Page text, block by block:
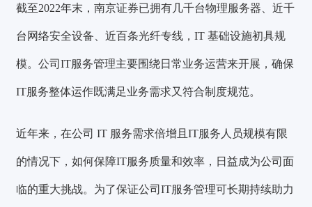
截至2022年末，南京证券已拥有几千台物理服务器、近千
台网络安全设备、近百条光纤专线，IT 基础设施初具规
模。公司IT服务管理主要围绕日常业务运营来开展，确保
IT服务整体运作既满足业务需求又符合制度规范。
近年来，在公司 IT 服务需求倍增且IT服务人员规模有限
的情况下，如何保障IT服务质量和效率，日益成为公司面
临的重大挑战。为了保证公司IT服务管理可长期持续助力